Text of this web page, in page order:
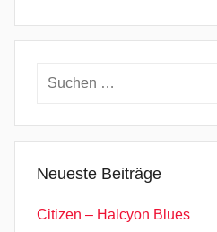
Suchen
Neueste Beiträge
Citizen – Halcyon Blues